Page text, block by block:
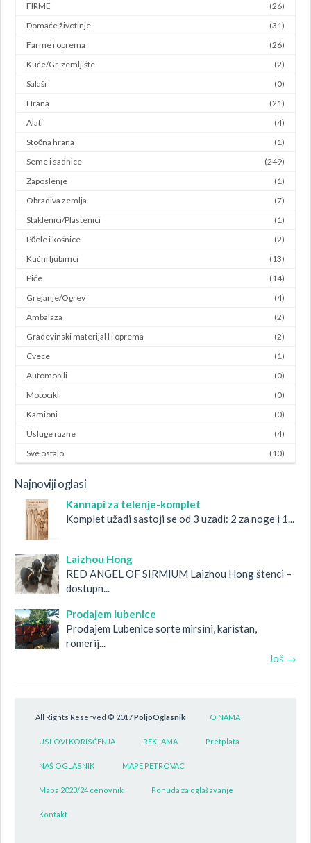
FIRME
(26)
Domaće životinje
(31)
Farme i oprema
(26)
Kuće/Gr. zemljište
(2)
Salaši
(0)
Hrana
(21)
Alati
(4)
Stočna hrana
(1)
Seme i sadnice
(249)
Zaposlenje
(1)
Obradiva zemlja
(7)
Staklenici/Plastenici
(1)
Pčele i košnice
(2)
Kućni ljubimci
(13)
Piće
(14)
Grejanje/Ogrev
(4)
Ambalaza
(2)
Gradevinski materijal l i oprema
(2)
Cvece
(1)
Automobili
(0)
Motocikli
(0)
Kamioni
(0)
Usluge razne
(4)
Sve ostalo
(10)
Najnoviji oglasi
Kannapi za telenje-komplet
Komplet užadi sastoji se od 3 uzadi: 2 za noge i 1...
Laizhou Hong
RED ANGEL OF SIRMIUM Laizhou Hong štenci –
dostupn...
Prodajem lubenice
Prodajem Lubenice sorte mirsini, karistan,
romerij...
Još →
All Rights Reserved © 2017PoljoOglasnik O NAMA
USLOVI KORISĆENJA REKLAMA Pretplata
NAŠ OGLASNIK MAPE PETROVAC
Mapa 2023/24 cenovnik Ponuda za oglašavanje
Kontakt